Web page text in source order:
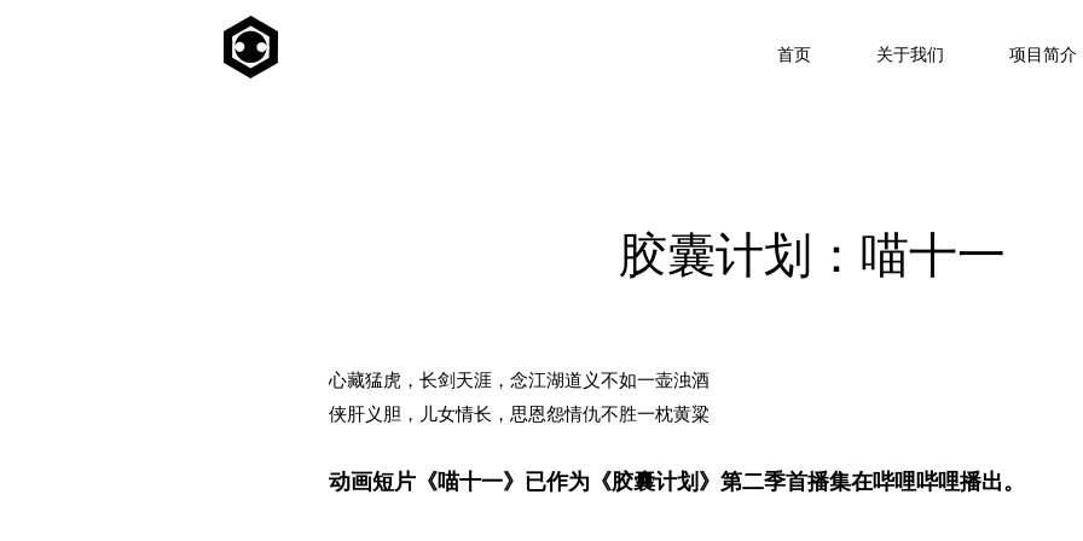
首页 关于我们 项目简介
胶囊计划：喵十一
心藏猛虎，长剑天涯，念江湖道义不如一壶浊酒
侠肝义胆，儿女情长，思恩怨情仇不胜一枕黄粱
动画短片《喵十一》 已作为《胶囊计划》第二季首播集在哔哩哔哩播出。